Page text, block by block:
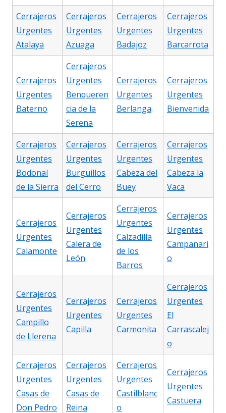
Cerrajeros
Urgentes
Atalaya
Cerrajeros
Urgentes
Azuaga
Cerrajeros
Urgentes
Badajoz
Cerrajeros
Urgentes
Barcarrota
Cerrajeros
Urgentes
Baterno
Cerrajeros
Urgentes
Benqueren
cia de la
Serena
Cerrajeros
Urgentes
Berlanga
Cerrajeros
Urgentes
Bienvenida
Cerrajeros
Urgentes
Bodonal
de la Sierra
Cerrajeros
Urgentes
Burguillos
del Cerro
Cerrajeros
Urgentes
Cabeza del
Buey
Cerrajeros
Urgentes
Cabeza la
Vaca
Cerrajeros
Urgentes
Calamonte
Cerrajeros
Urgentes
Calera de
León
Cerrajeros
Urgentes
Calzadilla
de los
Barros
Cerrajeros
Urgentes
Campanari
o
Cerrajeros
Urgentes
Campillo
de Llerena
Cerrajeros
Urgentes
Capilla
Cerrajeros
Urgentes
Carmonita
Cerrajeros
Urgentes
El
Carrascalej
o
Cerrajeros
Urgentes
Casas de
Don Pedro
Cerrajeros
Urgentes
Casas de
Reina
Cerrajeros
Urgentes
Castilblanc
o
Cerrajeros
Urgentes
Castuera